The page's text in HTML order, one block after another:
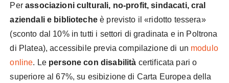
Perassociazioni culturali, no-profit, sindacati, cral
aziendali e bibliotecheè previsto il «ridotto tessera»
(sconto dal 10% in tutti i settori di gradinata e in Poltrona
di Platea), accessibile previa compilazione di un modulo
online. Le persone con disabilità certificata pari o
superiore al 67%, su esibizione di Carta Europea della